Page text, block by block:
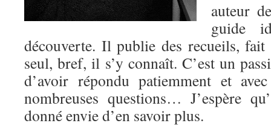
auteur
guide
découverte. Il publie des recueils, fait
seul, bref, il s’y connaît. C’est un
d’avoir répondu patiemment et
nombreuses questions… J’espère
donné envie d’en savoir plus.